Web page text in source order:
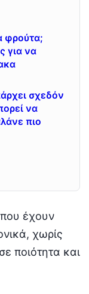
φρούτα;
για να
σχεδόν
να
πιο
που έχουν
χωρίς
ποιότητα και